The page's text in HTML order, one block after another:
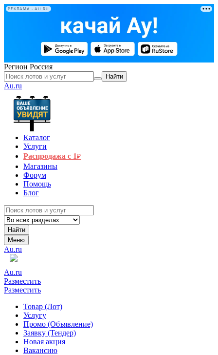
РЕКЛАМА • AU.RU
Регион Россия
Найти
Au.ru
Каталог
Услуги
Распродажа с 1₽
Магазины
Форум
Помощь
Блог
Найти
Меню
Au.ru
Au.ru
Разместить
Разместить
Товар (Лот)
Услугу
Промо (Объявление)
Заявку (Тендер)
Новая акция
Вакансию